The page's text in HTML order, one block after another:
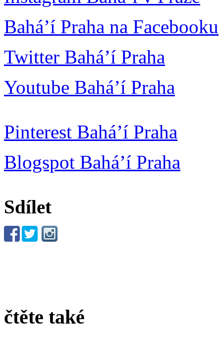
Bahá’í Praha na Facebooku
Twitter Bahá’í Praha
Youtube Bahá’í Praha
Pinterest Bahá’í Praha
Blogspot Bahá’í Praha
Sdílet
čtěte také